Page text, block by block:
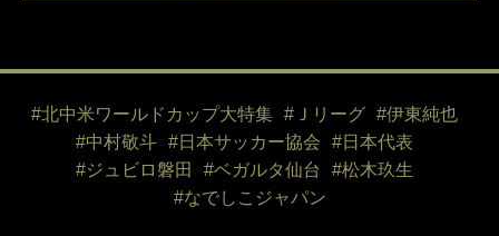
#北中米ワールドカップ大特集 #Ｊリーグ
#伊東純也
#中村敬斗
#日本サッカー協会
#日本代表
#ジュビロ磐田
#ベガルタ仙台
#松木玖生
#なでしこジャパン